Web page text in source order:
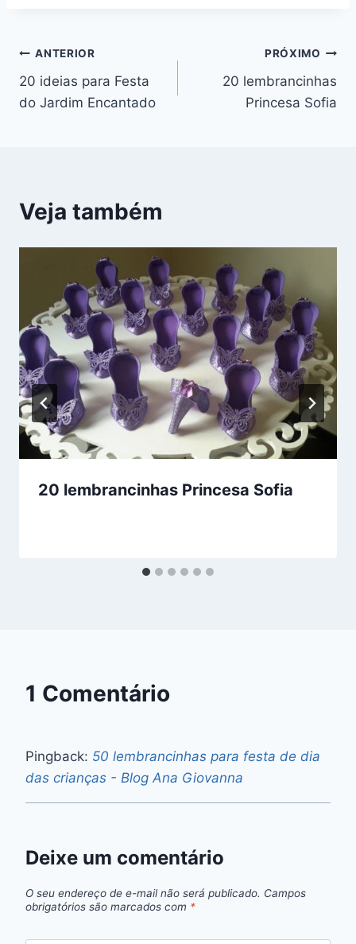
Navegação
de
ANTERIOR
20 ideias para Festa
do Jardim Encantado
PRÓXIMO
20 lembrancinhas
Princesa Sofia
Veja também
20 lembrancinhas Princesa Sofia
1 Comentário
Pingback: 50 lembrancinhas para festa de dia
das crianças - Blog Ana Giovanna
Deixe um comentário
O seu endereço de e-mail não será publicado. Campos
obrigatórios são marcados com *